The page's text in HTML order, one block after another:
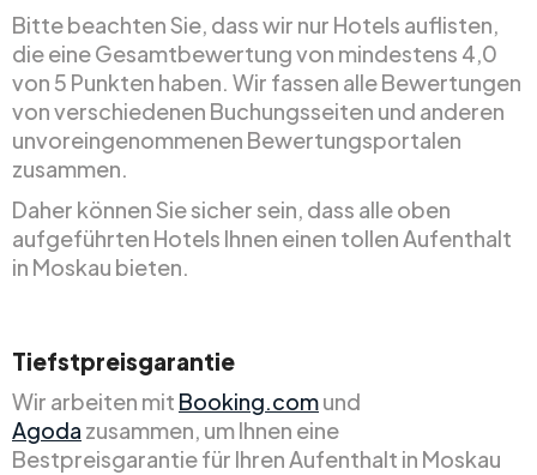
Bitte beachten Sie, dass wir nur Hotels auflisten,
die eine Gesamtbewertung von mindestens 4,0
von 5 Punkten haben. Wir fassen alle Bewertungen
von verschiedenen Buchungsseiten und anderen
unvoreingenommenen Bewertungsportalen
zusammen.
Daher können Sie sicher sein, dass alle oben
aufgeführten Hotels Ihnen einen tollen Aufenthalt
in Moskau bieten.
Tiefstpreisgarantie
Wir arbeiten mit Booking.comund
Agoda zusammen, um Ihnen eine
Bestpreisgarantie für Ihren Aufenthalt in Moskau